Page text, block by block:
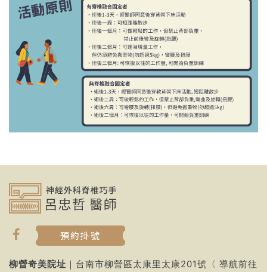
預約掛號
柳營奇美院址 ｜台南市柳營區太康里太康201號〈 導航前往